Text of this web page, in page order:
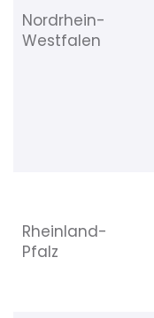
Nordrhein-
Westfalen
Rheinland-
Pfalz